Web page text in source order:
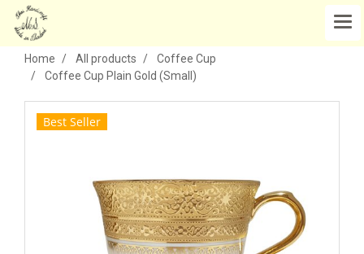
Home All products
Coffee Cup
Coffee Cup Plain Gold (Small)
Best Seller